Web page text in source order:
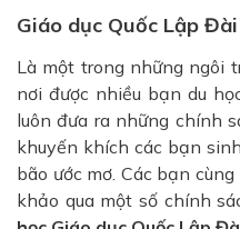
Giáo dục Quốc Lập
Là một trong những ngôi
nơi được nhiều bạn du
luôn đưa ra những chính
khuyến khích các bạn
bão ước mơ. Các bạn
khảo qua một số chính